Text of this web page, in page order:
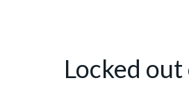
Locked